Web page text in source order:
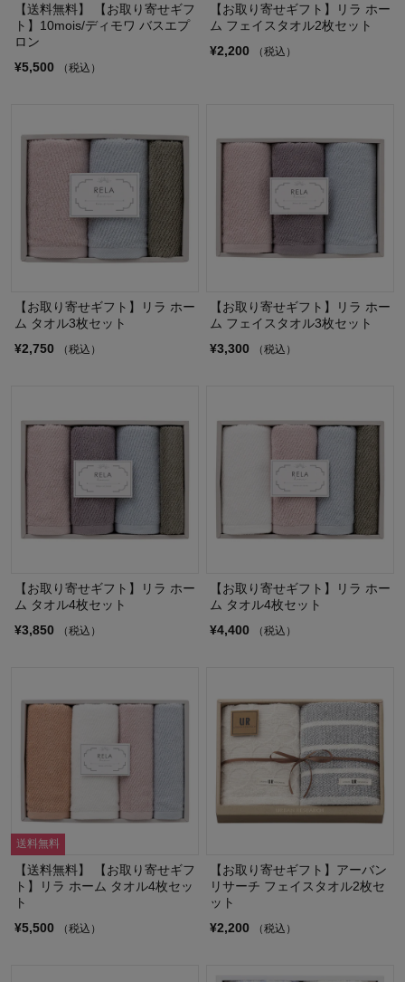
【送料無料】 【お取り寄せギフ
ト】10mois/ディモワ バスエプ
ロン
¥5,500
（税込）
【お取り寄せギフト】リラ ホー
ム フェイスタオル2枚セット
¥2,200
（税込）
【お取り寄せギフト】リラ ホー
ム タオル3枚セット
¥2,750
（税込）
【お取り寄せギフト】リラ ホー
ム フェイスタオル3枚セット
¥3,300
（税込）
【お取り寄せギフト】リラ ホー
ム タオル4枚セット
¥3,850
（税込）
【お取り寄せギフト】リラ ホー
ム タオル4枚セット
¥4,400
（税込）
送料無料
【送料無料】 【お取り寄せギフ
ト】リラ ホーム タオル4枚セッ
ト
¥5,500
（税込）
【お取り寄せギフト】アーバン
リサーチ フェイスタオル2枚セ
ット
¥2,200
（税込）